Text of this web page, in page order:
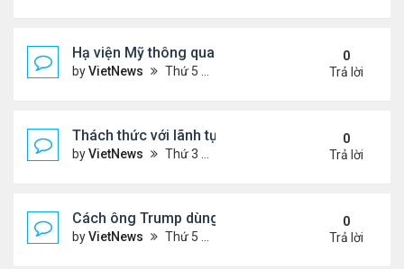
Hạ viện Mỹ thông qua 'dự luật to đẹp'
byVietNews Thứ 5 Tháng 7 03, 2025 4:26 pm
0
Trả lời
Thách thức với lãnh tụ tối cao Iran hậu xung đột
byVietNews Thứ 3 Tháng 7 01, 2025 8:46 am
0
Trả lời
Cách ông Trump dùng mạng xã hội để dập lửa
byVietNews Thứ 5 Tháng 6 26, 2025 4:33 pm
0
Trả lời